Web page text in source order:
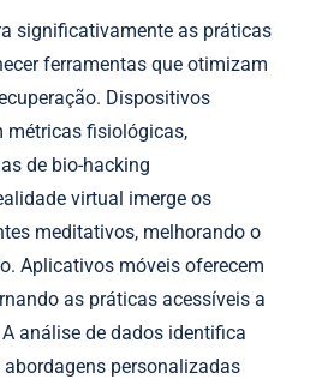
significativamente as práticas
ferramentas que otimizam
Dispositivos
métricas fisiológicas,
de bio-hacking
virtual imerge os
meditativos, melhorando o
Aplicativos móveis oferecem
as práticas acessíveis a
análise de dados identifica
personalizadas